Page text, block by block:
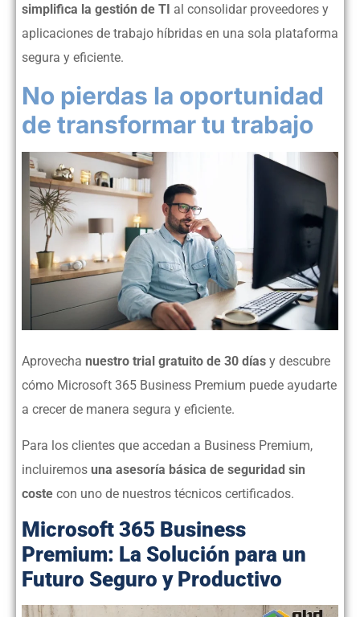
simplifica la gestión de TI al consolidar proveedores y
aplicaciones de trabajo híbridas en una sola plataforma
segura y eficiente.
No pierdas la oportunidad
de transformar tu trabajo
Aprovecha nuestro trial gratuito de 30 días y descubre
cómo Microsoft 365 Business Premium puede ayudarte
a crecer de manera segura y eficiente.
Para los clientes que accedan a Business Premium,
incluiremos una asesoría básica de seguridad sin
coste con uno de nuestros técnicos certificados.
Microsoft 365 Business
Premium: La Solución para un
Futuro Seguro y Productivo